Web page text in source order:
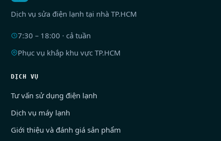
Dịch vụ sửa điện lạnh tại nhà TP.HCM
7:30 – 18:00 · cả tuần
Phục vụ khắp khu vực TP.HCM
DỊCH VỤ
Tư vấn sử dụng điện lạnh
Dịch vụ máy lạnh
Giới thiệu và đánh giá sản phẩm